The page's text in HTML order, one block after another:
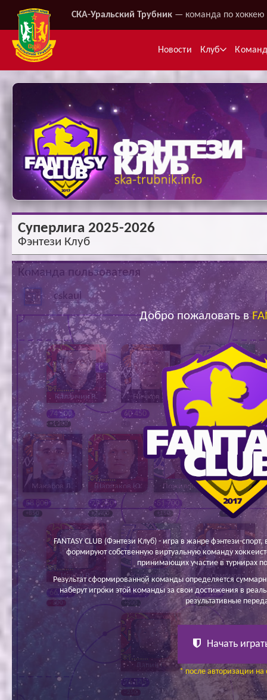
СКА-Уральский Трубник — команда по хоккею
Новости Клуб
Суперлига 2025-2026
Фэнтези Клуб
Добро пожаловать в
FANTASY CLUB (Фэнтези Клуб) - игра в жанре фэнтези-
формируют собственную виртуальную команду
принимающих участие в турнирах
Результат сформированной команды определяется
наберут игроки этой команды за свои достижения в
результативные
Начать
* после авторизации на
Команда пользователя
cskaul
Лапин Г.
76 145
- 250
Ивкин В.
66 800
- 300
Калинин С.
60 800
+500
Семёнов
Максим Д.
57 100
+300
Макаров Д.
58 800
+850
Шардаков Ю.
79 250
+2 400
Пожилов П.
51 700
+150
Козлов А.
58 975
+550
Каланчин В.
74 500
+1 200
Ничков А.
60 450
Насекин И.
62 400
+1 200